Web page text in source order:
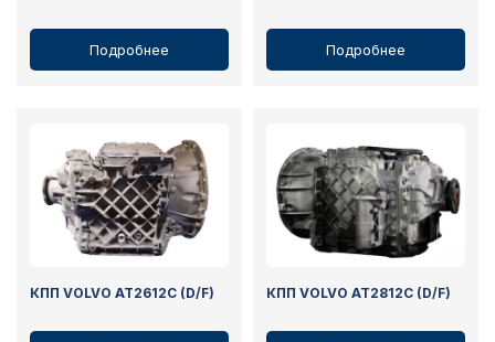
Подробнее Подробнее
КПП VOLVO AT2612C (D/F) КПП VOLVO AT2812C (D/F)